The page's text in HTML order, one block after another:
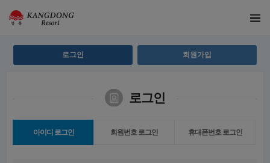
로그인 회원가입
로그인
아이디 로그인 회원번호 로그인 휴대폰번호 로그인